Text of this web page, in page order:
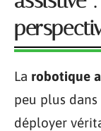
La robotique
peu plus dans
déployer